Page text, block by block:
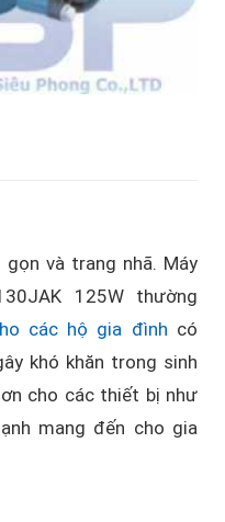
và trang nhã. Máy
125W thường
các hộ gia đình có
khó khăn trong sinh
cho các thiết bị như
mang đến cho gia